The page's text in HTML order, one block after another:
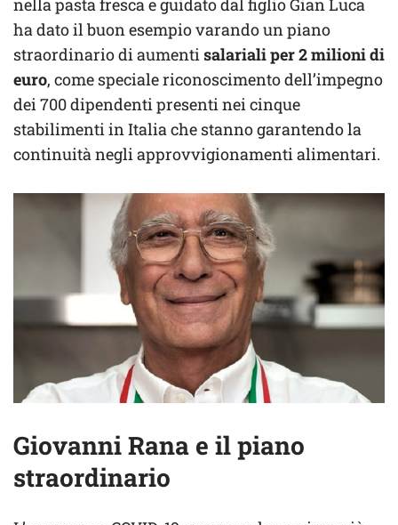
nella pasta fresca e guidato dal figlio Gian Luca
ha dato il buon esempio varando un piano
straordinario di aumentisalariali per 2 milioni di
euro, come speciale riconoscimento dell’impegno
dei 700 dipendenti presenti nei cinque
stabilimenti in Italia che stanno garantendo la
continuità negli approvvigionamenti alimentari.
Giovanni Rana e il piano
straordinario